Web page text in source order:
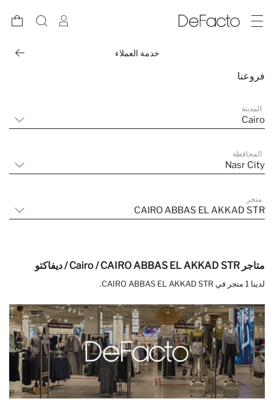
خدمة العملاء
فروعنا
المدينة
Cairo
المحافظة
Nasr City
متجر
CAIRO ABBAS EL AKKAD STR
متاجر Cairo / CAIRO ABBAS EL AKKAD STR / ديفاكتو
لدينا 1 متجر في CAIRO ABBAS EL AKKAD STR.